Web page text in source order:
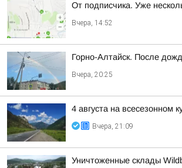
От подписчика. Уже
Вчера, 14:52
Горно-Алтайск. После
Вчера, 20:25
4 августа на всесезонном
Вчера, 21:09
Уничтоженные склады